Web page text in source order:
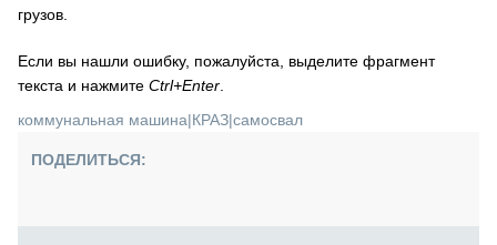
грузов.
Если вы нашли ошибку, пожалуйста, выделите фрагмент
текста и нажмите Ctrl+Enter
коммунальная машина|КРАЗ|самосвал
ПОДЕЛИТЬСЯ: